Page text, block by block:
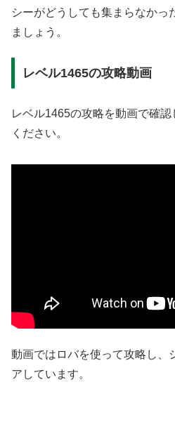
シーがどうしても集まらなかっ
ましょう。
レベル1465の攻略動画
レベル1465の攻略を動画で確
ください。
動画ではロバを使って攻略し、
アしています。